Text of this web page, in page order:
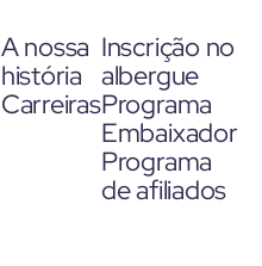
A nossa
história
Carreiras
Inscrição no
albergue
Programa
Embaixador
Programa
de afiliados